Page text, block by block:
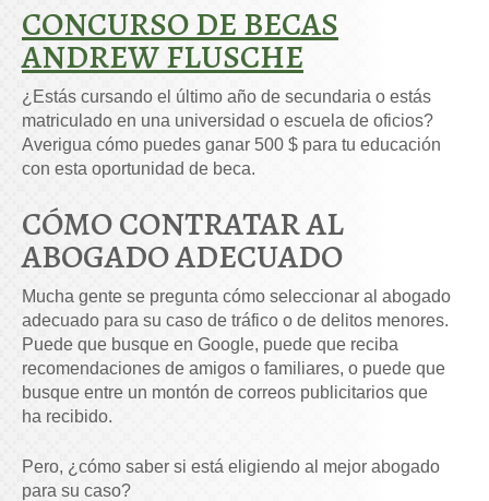
CONCURSO DE BECAS
ANDREW FLUSCHE
¿Estás cursando el último año de secundaria o estás
matriculado en una universidad o escuela de oficios?
Averigua cómo puedes ganar 500 $ para tu educación
con esta oportunidad de beca.
CÓMO CONTRATAR AL
ABOGADO ADECUADO
Mucha gente se pregunta cómo seleccionar al abogado
adecuado para su caso de tráfico o de delitos menores.
Puede que busque en Google, puede que reciba
recomendaciones de amigos o familiares, o puede que
busque entre un montón de correos publicitarios que
ha recibido.
Pero, ¿cómo saber si está eligiendo al mejor abogado
para su caso?